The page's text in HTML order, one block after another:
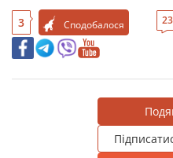
3 Сподобалося